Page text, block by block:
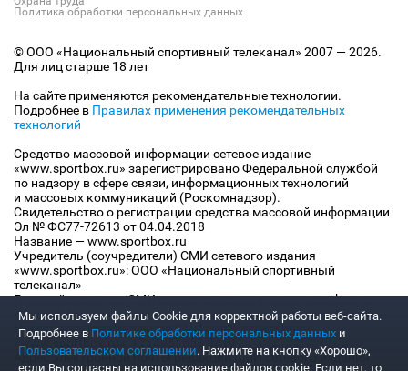
Политика обработки персональных данных
© ООО «Национальный спортивный телеканал» 2007 — 2026.
Для лиц старше 18 лет
На сайте применяются рекомендательные технологии.
Подробнее в Правилах применения рекомендательных
технологий
Средство массовой информации сетевое издание
«www.sportbox.ru» зарегистрировано Федеральной службой
по надзору в сфере связи, информационных технологий
и массовых коммуникаций (Роскомнадзор).
Свидетельство о регистрации средства массовой информации
Эл № ФС77-72613 от 04.04.2018
Название — www.sportbox.ru
Учредитель (соучредители) СМИ сетевого издания
«www.sportbox.ru»: ООО «Национальный спортивный
телеканал»
Главный редактор СМИ сетевого издания «www.sportbox.ru»:
Конов В.А.
Номер телефона редакции СМИ сетевого издания
«www.sportbox.ru»: +7 (495) 653 8419
Адрес электронной почты редакции СМИ сетевого издания
Мы используем файлы Сookie для корректной работы веб-сайта.
Подробнее в Политике обработки персональных данных и
Пользовательском соглашении. Нажмите на кнопку «Хорошо»,
если Вы согласны на использование файлов cookie. Если нет, то